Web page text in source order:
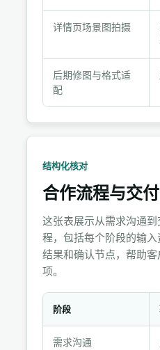
付
明
详情页场景图拍摄
后期修图与格式适
配
结构化核对
合作流程与交
这张表展示从需求沟通
程，包括每个阶段的输
结果和确认节点，帮助
项。
阶段
需求沟通